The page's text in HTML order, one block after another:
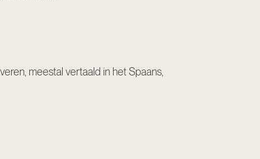
meestal vertaald in het Spaans,